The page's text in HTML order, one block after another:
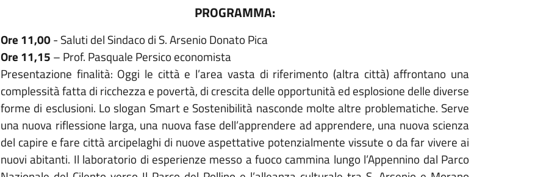
PROGRAMMA:
Ore 11,00- Saluti del Sindaco di S. Arsenio Donato Pica
Ore 11,15 – Prof. Pasquale Persico economista
Presentazione finalità: Oggi le città e l’area vasta di riferimento (altra città) affrontano una
complessità fatta di ricchezza e povertà, di crescita delle opportunità ed esplosione delle diverse
forme di esclusioni. Lo slogan Smart e Sostenibilità nasconde molte altre problematiche. Serve
una nuova riflessione larga, una nuova fase dell’apprendere ad apprendere, una nuova scienza
del capire e fare città arcipelaghi di nuove aspettative potenzialmente vissute o da far vivere ai
nuovi abitanti. Il laboratorio di esperienze messo a fuoco cammina lungo l’Appennino dal Parco